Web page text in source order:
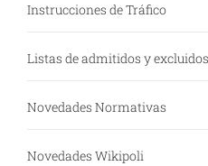
Instrucciones de Tráfico
Listas de admitidos y excluidos
Novedades Normativas
Novedades Wikipoli